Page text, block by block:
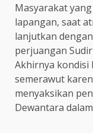
Masyarakat
lapangan, saat
lanjutkan
perjuangan
Akhirnya kondisi
semerawut
menyaksikan
Dewantara